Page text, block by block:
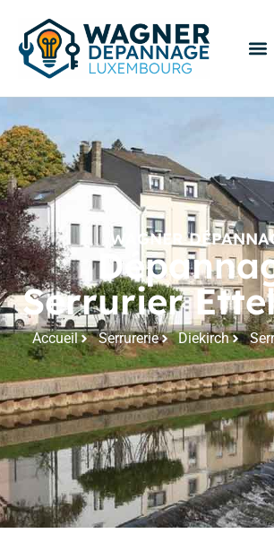
WAGNER
Serrurier
Accueil Serrurerie Diekirch